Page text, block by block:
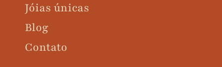
Jóias únicas
Blog
Contato